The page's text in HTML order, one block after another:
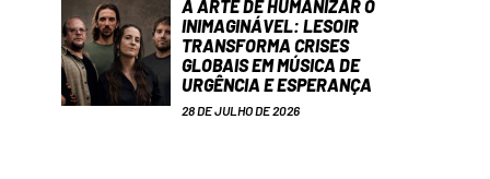
A ARTE DE HUMANIZAR O
INIMAGINÁVEL: LESOIR
TRANSFORMA CRISES
GLOBAIS EM MÚSICA DE
URGÊNCIA E ESPERANÇA
28 DE JULHO DE 2026